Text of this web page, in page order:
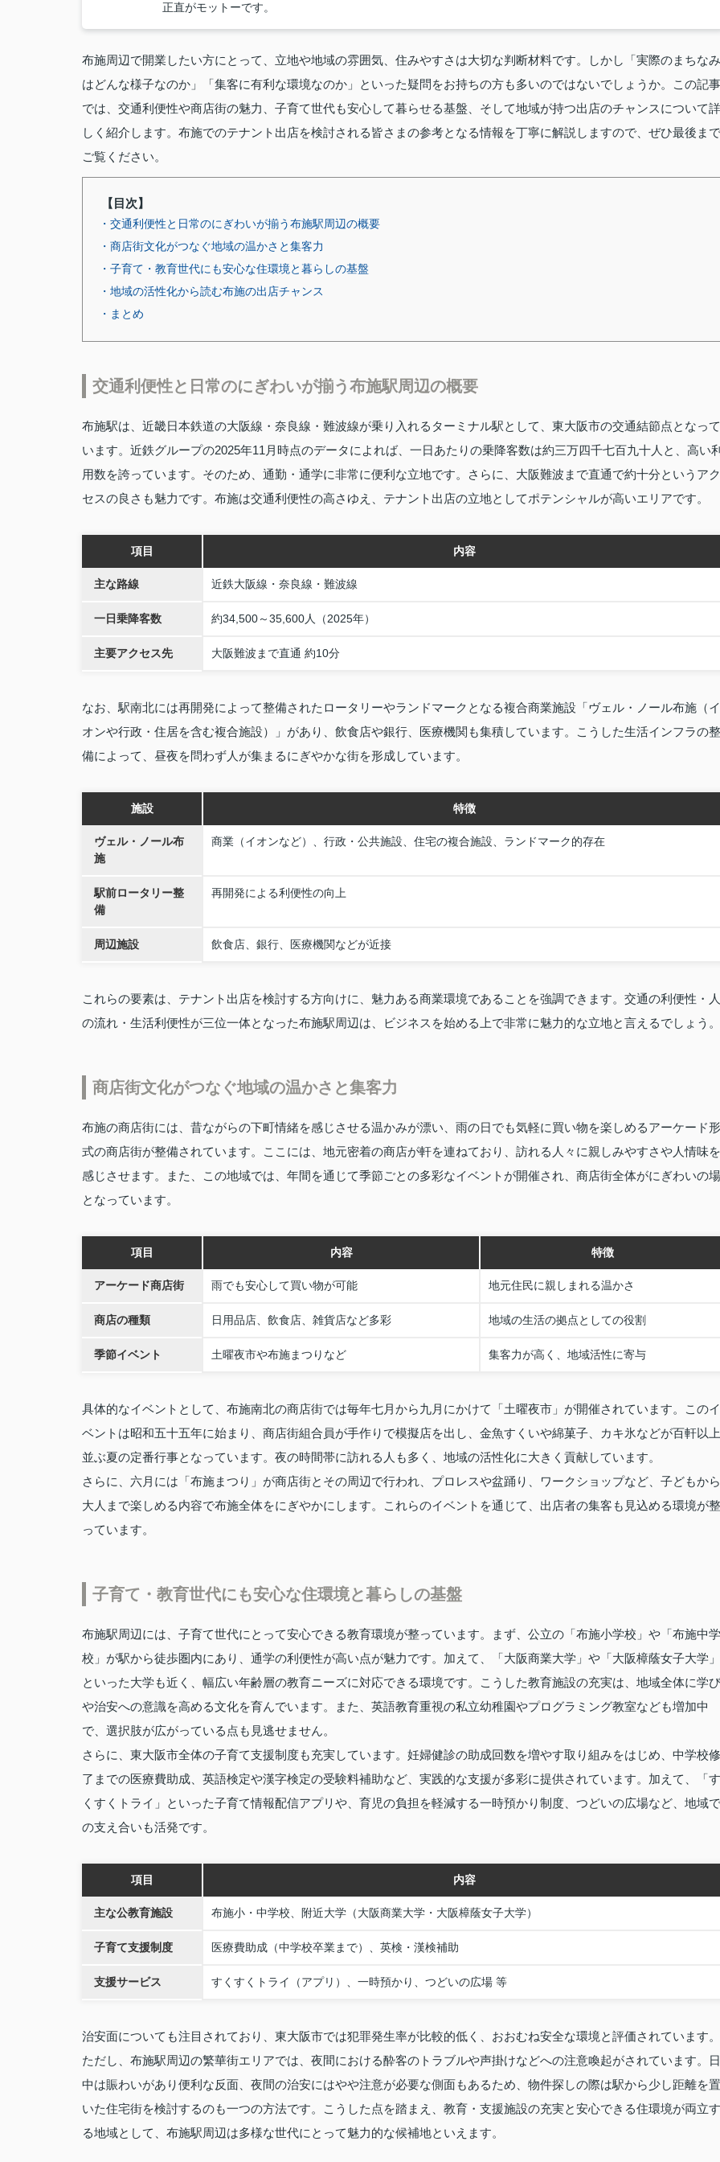
正直がモットーです。
布施周辺で開業したい方にとって、立地や地域の雰囲気、住みやすさは大切な判断材料です。しかし「実際のまちなみ
はどんな様子なのか」「集客に有利な環境なのか」といった疑問をお持ちの方も多いのではないでしょうか。この記事
では、交通利便性や商店街の魅力、子育て世代も安心して暮らせる基盤、そして地域が持つ出店のチャンスについて詳
しく紹介します。布施でのテナント出店を検討される皆さまの参考となる情報を丁寧に解説しますので、ぜひ最後まで
ご覧ください。
【目次】
・交通利便性と日常のにぎわいが揃う布施駅周辺の概要
・商店街文化がつなぐ地域の温かさと集客力
・子育て・教育世代にも安心な住環境と暮らしの基盤
・地域の活性化から読む布施の出店チャンス
・まとめ
交通利便性と日常のにぎわいが揃う布施駅周辺の概要
布施駅は、近畿日本鉄道の大阪線・奈良線・難波線が乗り入れるターミナル駅として、東大阪市の交通結節点となって
います。近鉄グループの2025年11月時点のデータによれば、一日あたりの乗降客数は約三万四千七百九十人と、高い利
用数を誇っています。そのため、通勤・通学に非常に便利な立地です。さらに、大阪難波まで直通で約十分というアク
セスの良さも魅力です。布施は交通利便性の高さゆえ、テナント出店の立地としてポテンシャルが高いエリアです。
項目 内容
主な路線 近鉄大阪線・奈良線・難波線
一日乗降客数 約34,500～35,600人（2025年）
主要アクセス先 大阪難波まで直通 約10分
なお、駅南北には再開発によって整備されたロータリーやランドマークとなる複合商業施設「ヴェル・ノール布施（イ
オンや行政・住居を含む複合施設）」があり、飲食店や銀行、医療機関も集積しています。こうした生活インフラの整
備によって、昼夜を問わず人が集まるにぎやかな街を形成しています。
施設 特徴
ヴェル・ノール布
施
商業（イオンなど）、行政・公共施設、住宅の複合施設、ランドマーク的存在
駅前ロータリー整
備
再開発による利便性の向上
周辺施設 飲食店、銀行、医療機関などが近接
これらの要素は、テナント出店を検討する方向けに、魅力ある商業環境であることを強調できます。交通の利便性・人
の流れ・生活利便性が三位一体となった布施駅周辺は、ビジネスを始める上で非常に魅力的な立地と言えるでしょう。
商店街文化がつなぐ地域の温かさと集客力
布施の商店街には、昔ながらの下町情緒を感じさせる温かみが漂い、雨の日でも気軽に買い物を楽しめるアーケード形
式の商店街が整備されています。ここには、地元密着の商店が軒を連ねており、訪れる人々に親しみやすさや人情味を
感じさせます。また、この地域では、年間を通じて季節ごとの多彩なイベントが開催され、商店街全体がにぎわいの場
となっています。
項目 内容 特徴
アーケード商店街 雨でも安心して買い物が可能 地元住民に親しまれる温かさ
商店の種類 日用品店、飲食店、雑貨店など多彩 地域の生活の拠点としての役割
季節イベント 土曜夜市や布施まつりなど 集客力が高く、地域活性に寄与
具体的なイベントとして、布施南北の商店街では毎年七月から九月にかけて「土曜夜市」が開催されています。このイ
ベントは昭和五十五年に始まり、商店街組合員が手作りで模擬店を出し、金魚すくいや綿菓子、カキ氷などが百軒以上
並ぶ夏の定番行事となっています。夜の時間帯に訪れる人も多く、地域の活性化に大きく貢献しています。
さらに、六月には「布施まつり」が商店街とその周辺で行われ、プロレスや盆踊り、ワークショップなど、子どもから
大人まで楽しめる内容で布施全体をにぎやかにします。これらのイベントを通じて、出店者の集客も見込める環境が整
っています。
子育て・教育世代にも安心な住環境と暮らしの基盤
布施駅周辺には、子育て世代にとって安心できる教育環境が整っています。まず、公立の「布施小学校」や「布施中学
校」が駅から徒歩圏内にあり、通学の利便性が高い点が魅力です。加えて、「大阪商業大学」や「大阪樟蔭女子大学」
といった大学も近く、幅広い年齢層の教育ニーズに対応できる環境です。こうした教育施設の充実は、地域全体に学び
や治安への意識を高める文化を育んでいます。また、英語教育重視の私立幼稚園やプログラミング教室なども増加中
で、選択肢が広がっている点も見逃せません。
さらに、東大阪市全体の子育て支援制度も充実しています。妊婦健診の助成回数を増やす取り組みをはじめ、中学校修
了までの医療費助成、英語検定や漢字検定の受験料補助など、実践的な支援が多彩に提供されています。加えて、「す
くすくトライ」といった子育て情報配信アプリや、育児の負担を軽減する一時預かり制度、つどいの広場など、地域で
の支え合いも活発です。
項目 内容
主な公教育施設 布施小・中学校、附近大学（大阪商業大学・大阪樟蔭女子大学）
子育て支援制度 医療費助成（中学校卒業まで）、英検・漢検補助
支援サービス すくすくトライ（アプリ）、一時預かり、つどいの広場 等
治安面についても注目されており、東大阪市では犯罪発生率が比較的低く、おおむね安全な環境と評価されています。
ただし、布施駅周辺の繁華街エリアでは、夜間における酔客のトラブルや声掛けなどへの注意喚起がされています。日
中は賑わいがあり便利な反面、夜間の治安にはやや注意が必要な側面もあるため、物件探しの際は駅から少し距離を置
いた住宅街を検討するのも一つの方法です。こうした点を踏まえ、教育・支援施設の充実と安心できる住環境が両立す
る地域として、布施駅周辺は多様な世代にとって魅力的な候補地といえます。